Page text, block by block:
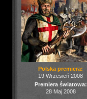
Polska premiera:
19 Wrzesień 2008
Premiera światowa:
28 Maj 2008